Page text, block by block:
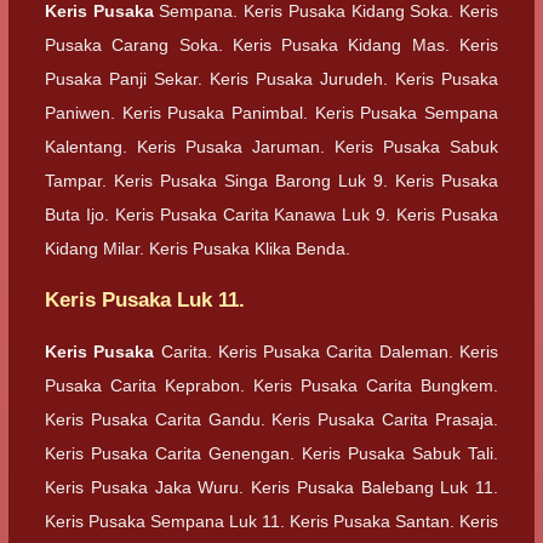
Keris PusakaSempana. Keris Pusaka Kidang Soka. Keris
Pusaka Carang Soka. Keris Pusaka Kidang Mas. Keris
Pusaka Panji Sekar. Keris Pusaka Jurudeh. Keris Pusaka
Paniwen. Keris Pusaka Panimbal. Keris Pusaka Sempana
Kalentang. Keris Pusaka Jaruman. Keris Pusaka Sabuk
Tampar. Keris Pusaka Singa Barong Luk 9. Keris Pusaka
Buta Ijo. Keris Pusaka Carita Kanawa Luk 9. Keris Pusaka
Kidang Milar. Keris Pusaka Klika Benda.
Keris Pusaka Luk 11.
Keris Pusaka Carita. Keris Pusaka Carita Daleman. Keris
Pusaka Carita Keprabon. Keris Pusaka Carita Bungkem.
Keris Pusaka Carita Gandu. Keris Pusaka Carita Prasaja.
Keris Pusaka Carita Genengan. Keris Pusaka Sabuk Tali.
Keris Pusaka Jaka Wuru. Keris Pusaka Balebang Luk 11.
Keris Pusaka Sempana Luk 11. Keris Pusaka Santan. Keris